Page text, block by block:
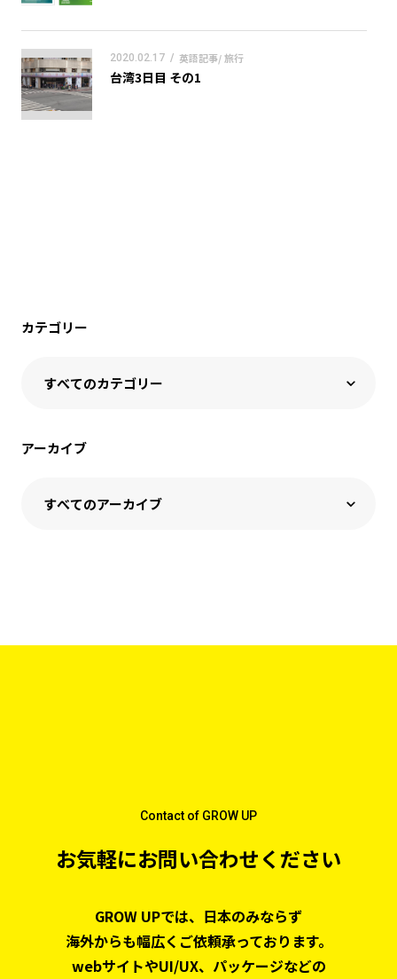
2020.02.17 / 英語記事/ 旅行
台湾3日目 その1
カテゴリー
アーカイブ
お気軽にお問い合わせください
Contact of GROW UP
GROW UPでは、日本のみならず
海外からも幅広くご依頼承っております。
webサイトやUI/UX、パッケージなどの